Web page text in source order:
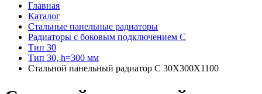
Главная
Каталог
Стальные панельные радиаторы
Радиаторы c боковым подключением C
Тип 30
Тип 30, h=300 мм
Стальной панельный радиатор C 30Х300Х1100